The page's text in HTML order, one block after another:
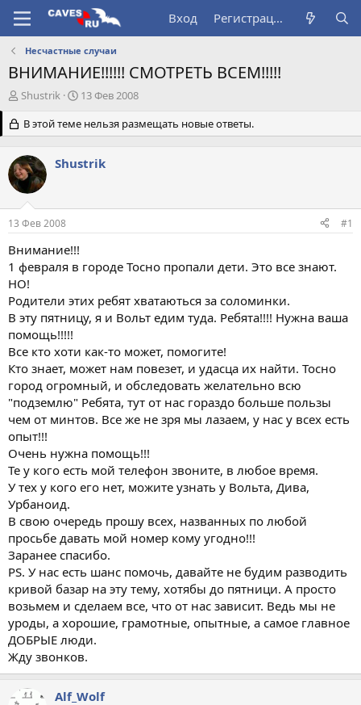
Вход Регистрация
Несчастные случаи
ВНИМАНИЕ!!!!!! СМОТРЕТЬ ВСЕМ!!!!!
А
т
о
р
т
е
м
ы
Shustrik
Д
т
а
а
л
13 Фев 2008
В этой теме нельзя размещать новые ответы.
Shustrik
13 Фев 2008 #1
Внимание!!!
1 февраля в городе Тосно пропали дети. Это все знают.
НО!
Родители этих ребят хватаються за соломинки.
В эту пятницу, я и Вольт едим туда. Ребята!!!! Нужна ваша
помощь!!!!!
Все кто хоти как-то может, помогите!
Кто знает, может нам повезет, и удасца их найти. Тосно
город огромный, и обследовать желательно всю
"подземлю" Ребята, тут от нас гораздо больше пользы
чем от минтов. Все же не зря мы лазаем, у нас у всех есть
опыт!!!
Очень нужна помощь!!!
Те у кого есть мой телефон звоните, в любое время.
У тех у кого его нет, можите узнать у Вольта, Дива,
Урбаноид.
В свою очередь прошу всех, названных по любой
просьбе давать мой номер кому угодно!!!
Заранее спасибо.
PS. У нас есть шанс помочь, давайте не будим разводить
кривой базар на эту тему, хотябы до пятници. А просто
возьмем и сделаем все, что от нас зависит. Ведь мы не
уроды, а хорошие, грамотные, опытные, а самое главное
ДОБРЫЕ люди.
Жду звонков.
Alf_Wolf